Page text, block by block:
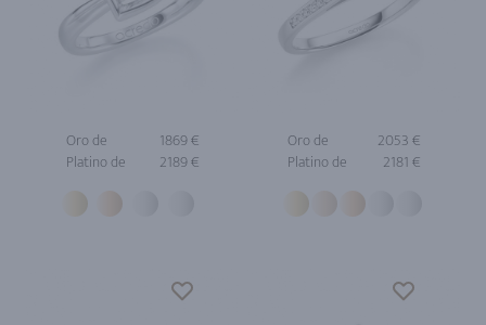
Oro de
1869 €
Platino de
2189 €
Oro de
2053 €
Platino de
2181 €